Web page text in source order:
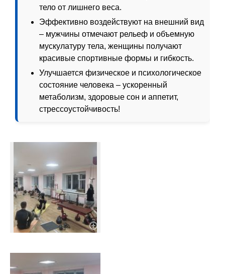
тело от лишнего веса.
Эффективно воздействуют на внешний вид
– мужчины отмечают рельеф и объемную
мускулатуру тела, женщины получают
красивые спортивные формы и гибкость.
Улучшается физическое и психологическое
состояние человека – ускоренный
метаболизм, здоровые сон и аппетит,
стрессоустойчивость!